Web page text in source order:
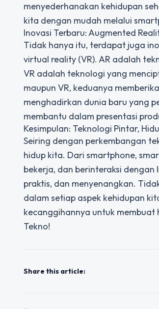
menyederhanakan kehidupan
kita dengan mudah melalui
Inovasi Terbaru: Augmented
Tidak hanya itu, terdapat juga
virtual reality (VR). AR adalah
VR adalah teknologi yang
maupun VR, keduanya
menghadirkan dunia baru yang
membantu dalam presentasi
Kesimpulan: Teknologi Pintar,
Seiring dengan perkembangan
hidup kita. Dari smartphone,
bekerja, dan berinteraksi
praktis, dan menyenangkan.
dalam setiap aspek kehidupan
kecanggihannya untuk membuat
Tekno!
Share this article: